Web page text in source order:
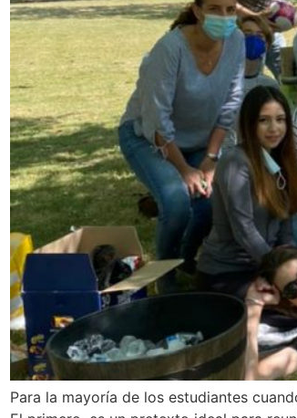
Para la mayoría de los estudiantes